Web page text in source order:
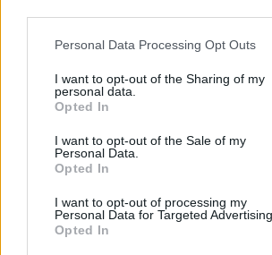
Please note that this website/app uses one
not limited to your visit or usage behaviour.
grant or deny consent to Google and its
use your data for below specified purposes
consent section.
Personal Data Processing Opt Outs
I want to opt-out of the Sharing of my
personal data.
Opted In
I want to opt-out of the Sale of my
Personal Data.
Opted In
I want to opt-out of processing my
Personal Data for Targeted Advertising.
Opted In
La macchina usata più affidabile: un